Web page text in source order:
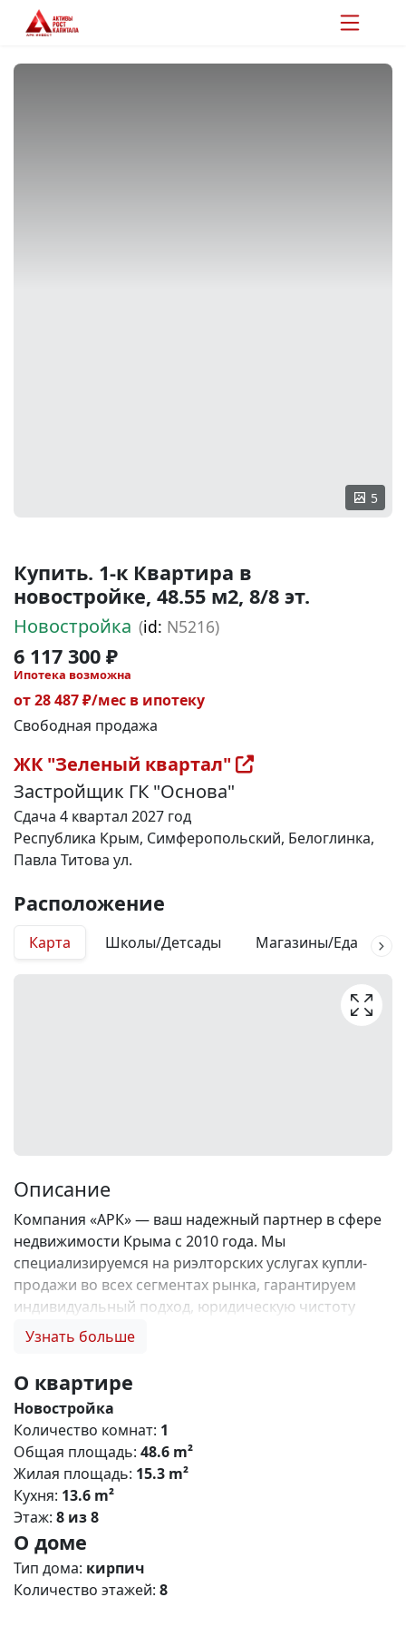
5
Купить. 1-к Квартира в
новостройке, 48.55 м2, 8/8 эт.
Новостройка (id: N5216)
6 117 300 ₽
Ипотека возможна
от 28 487 ₽/мес в ипотеку
Свободная продажа
ЖК "Зеленый квартал"
Застройщик ГК "Основа"
Сдача 4 квартал 2027 год
Республика Крым, Симферопольский, Белоглинка,
Павла Титова ул.
Расположение
Карта Школы/Детсады Магазины/Еда
Описание
Компания «АРК» — ваш надежный партнер в сфере
недвижимости Крыма с 2010 года. Мы
специализируемся на риэлторских услугах купли-
продажи во всех сегментах рынка, гарантируем
индивидуальный подход, юридическую чистоту
объектов и безопасность сделок. Самое ценное для
нас, Вы получаете: 1. 0% комиссии и оформление
ипотеки бесплатно; 2. Покупку недвижимости по
цене застройщика + акции, бонусы, подарки; 3.
Экспертное мнение о каждом застройщике. Ваши
интересы — наш приоритет! 4. Профессиональную
поддержку на всех этапах сделки до получения
ключей; 5. Фейерверк подарков🎁 🎁 🎁! Купи с
нами и выбери свой ПОДАРОК! Жилой комплекс
«Зелёный квартал» (Симферополь) Общая
концепция «Зелёный квартал» — современный
жилой комплекс комфорт‑класса, сочетающий
Узнать больше
О квартире
Новостройка
Количество комнат: 1
Общая площадь: 48.6 m²
Жилая площадь: 15.3 m²
Кухня: 13.6 m²
Этаж: 8 из 8
О доме
Тип дома: кирпич
Количество этажей: 8